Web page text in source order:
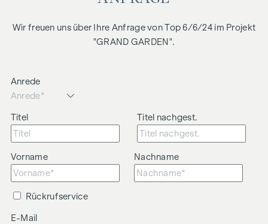
Wir weisen darauf hin, dass zwischen dem Vermittler und
wirtschaftliches Naheverhältnis besteht.
Wir freuen uns über Ihre Anfrage von Top 6/6/24 im Projekt
"GRAND GARDEN".
Anrede
Titel Titel nachgest.
Vorname Nachname
Rückrufservice
E-Mail